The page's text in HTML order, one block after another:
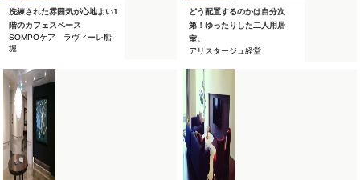
洗練された雰囲気が心地よい1
階のカフェスペース
SOMPOケア ラヴィーレ船
堀
どう配置するのかは自分次
第！ゆったりした二人用居
室。
アリスタージュ経堂